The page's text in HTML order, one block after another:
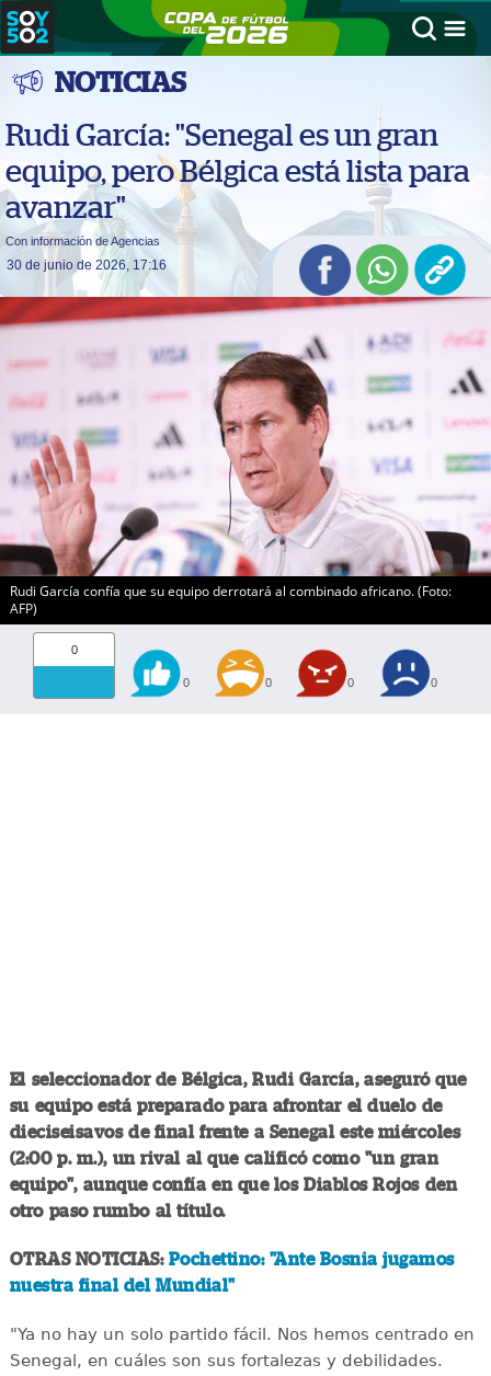
NOTICIAS
Rudi García: "Senegal es un gran
equipo, pero Bélgica está lista para
avanzar"
Con información de Agencias
30 de junio de 2026, 17:16
Rudi García confía que su equipo derrotará al combinado africano. (Foto:
AFP)
0
0 0 0 0
El seleccionador de Bélgica, Rudi García, aseguró que
su equipo está preparado para afrontar el duelo de
dieciseisavos de final frente a Senegal este miércoles
(2:00 p. m.), un rival al que calificó como "un gran
equipo", aunque confía en que los Diablos Rojos den
otro paso rumbo al título.
OTRAS NOTICIAS: Pochettino: "Ante Bosnia jugamos
nuestra final del Mundial"
"Ya no hay un solo partido fácil. Nos hemos centrado en
Senegal, en cuáles son sus fortalezas y debilidades.